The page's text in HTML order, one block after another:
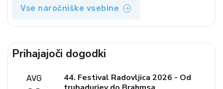
Vse naročniške vsebine
Prihajajoči dogodki
AVG
44. Festival Radovljica 2026 - Od